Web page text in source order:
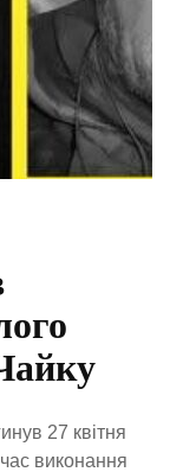
27 квітня
виконання